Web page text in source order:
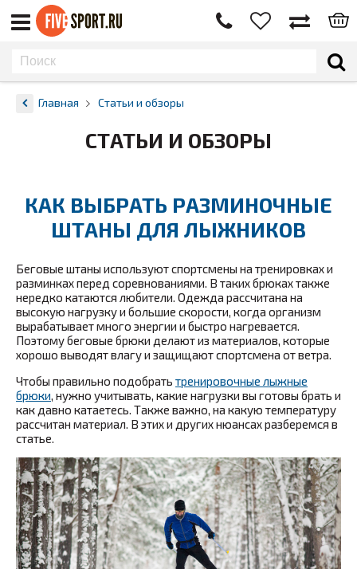
Главная Статьи и обзоры
СТАТЬИ И ОБЗОРЫ
КАК ВЫБРАТЬ РАЗМИНОЧНЫЕ
ШТАНЫ ДЛЯ ЛЫЖНИКОВ
Беговые штаны используют спортсмены на тренировках и
разминках перед соревнованиями. В таких брюках также
нередко катаются любители. Одежда рассчитана на
высокую нагрузку и большие скорости, когда организм
вырабатывает много энергии и быстро нагревается.
Поэтому беговые брюки делают из материалов, которые
хорошо выводят влагу и защищают спортсмена от ветра.
Чтобы правильно подобрать тренировочные лыжные
брюки, нужно учитывать, какие нагрузки вы готовы брать и
как давно катаетесь. Также важно, на какую температуру
рассчитан материал. В этих и других нюансах разберемся в
статье.